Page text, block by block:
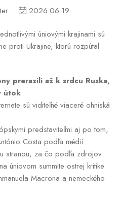
2026.06.19.
úniovými krajinami sú
proti Ukrajine, ktorú rozpútal
prerazili až k srdcu Ruska,
útok
sú viditeľné viaceré ohniská
predstaviteľmi aj po tom,
Costa podľa médií
stranou, za čo podľa zdrojov
úniovom summite ostrej kritike
Macrona a nemeckého